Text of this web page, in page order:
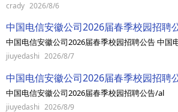
crady 2026/8/6
中国电信安徽公司2026届春季校园招聘
中国电信安徽公司2026届春季校园招聘公告 中国
jiuyedashi 2026/8/7
中国电信安徽公司2026届春季校园招聘
中国电信安徽公司2026届春季校园招聘公告/al
jiuyedashi 2026/8/9